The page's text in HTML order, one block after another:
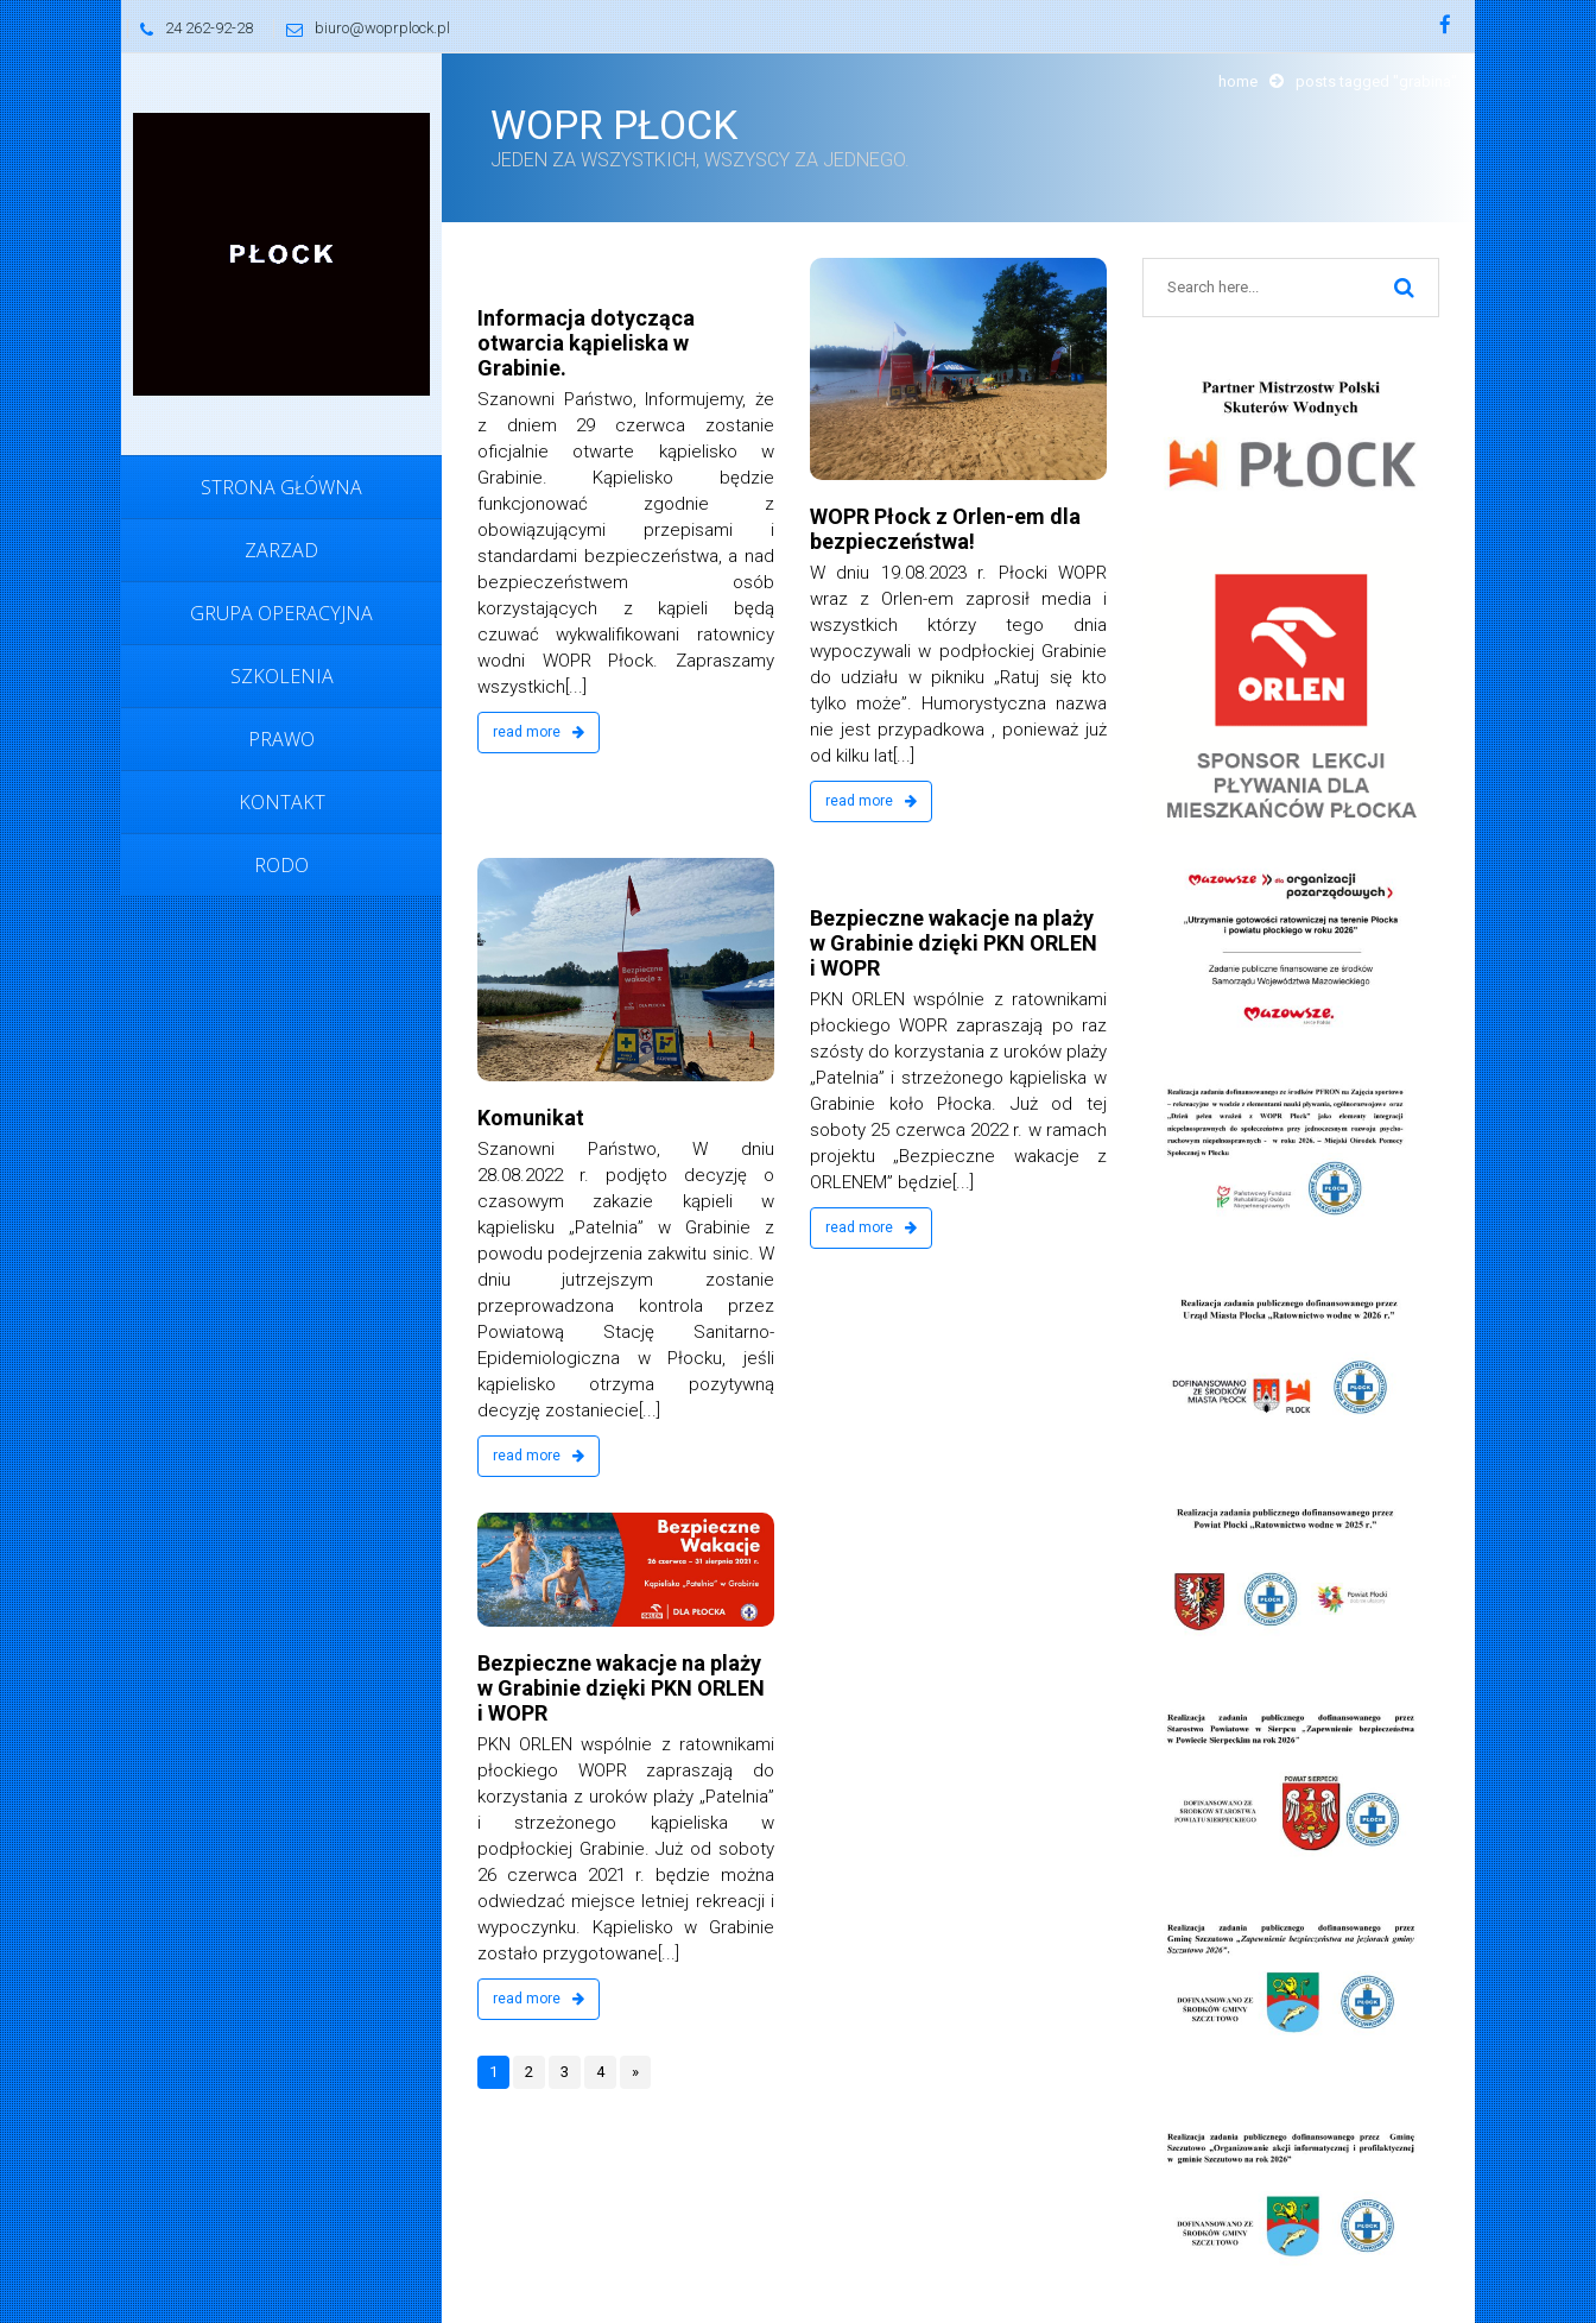
24 262-92-28 biuro@woprplock.pl
STRONA GŁÓWNA
ZARZAD
GRUPA OPERACYJNA
SZKOLENIA
PRAWO
KONTAKT
RODO
WOPR PŁOCK
JEDEN ZA WSZYSTKICH, WSZYSCY ZA JEDNEGO.
home posts tagged "grabina"
Kasia Chociemska
Informacja dotycząca
otwarcia kąpieliska w
Grabinie.
Szanowni Państwo, Informujemy, że
z dniem 29 czerwca zostanie
oficjalnie otwarte kąpielisko w
Grabinie. Kąpielisko będzie
funkcjonować zgodnie z
obowiązującymi przepisami i
standardami bezpieczeństwa, a nad
bezpieczeństwem osób
korzystających z kąpieli będą
czuwać wykwalifikowani ratownicy
wodni WOPR Płock. Zapraszamy
wszystkich[...]
read more
Kasia Chociemska
WOPR Płock z Orlen-em dla
bezpieczeństwa!
W dniu 19.08.2023 r. Płocki WOPR
wraz z Orlen-em zaprosił media i
wszystkich którzy tego dnia
wypoczywali w podpłockiej Grabinie
do udziału w pikniku „Ratuj się kto
tylko może”. Humorystyczna nazwa
nie jest przypadkowa , ponieważ już
od kilku lat[...]
read more
Kasia Chociemska
28 sierpnia 2022
Komunikat
Szanowni Państwo, W dniu
28.08.2022 r. podjęto decyzję o
czasowym zakazie kąpieli w
kąpielisku „Patelnia” w Grabinie z
powodu podejrzenia zakwitu sinic. W
dniu jutrzejszym zostanie
przeprowadzona kontrola przez
Powiatową Stację Sanitarno-
Epidemiologiczna w Płocku, jeśli
kąpielisko otrzyma pozytywną
decyzję zostaniecie[...]
read more
24 czerwca 2022
Bezpieczne wakacje na plaży
w Grabinie dzięki PKN ORLEN
i WOPR
PKN ORLEN wspólnie z ratownikami
płockiego WOPR zapraszają po raz
szósty do korzystania z uroków plaży
„Patelnia” i strzeżonego kąpieliska w
Grabinie koło Płocka. Już od tej
soboty 25 czerwca 2022 r. w ramach
projektu „Bezpieczne wakacje z
ORLENEM” będzie[...]
read more
Kasia Chociemska
26 czerwca 2021
Bezpieczne wakacje na plaży
w Grabinie dzięki PKN ORLEN
i WOPR
PKN ORLEN wspólnie z ratownikami
płockiego WOPR zapraszają do
korzystania z uroków plaży „Patelnia”
i strzeżonego kąpieliska w
podpłockiej Grabinie. Już od soboty
26 czerwca 2021 r. będzie można
odwiedzać miejsce letniej rekreacji i
wypoczynku. Kąpielisko w Grabinie
zostało przygotowane[...]
read more
1 2 3 4 »